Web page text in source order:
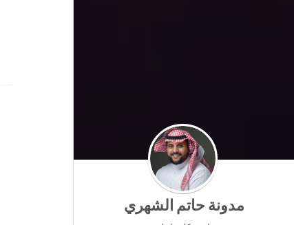
مدونة حاتم الشهري